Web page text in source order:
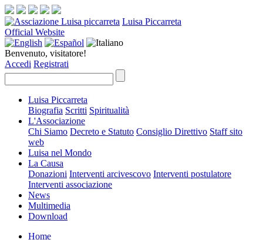
Luisa Piccarreta
Official Website
Benvenuto, visitatore!
Accedi Registrati
Luisa Piccarreta
Biografia Scritti Spiritualità
L'Associazione
Chi Siamo Decreto e Statuto Consiglio Direttivo Staff sito
web
Luisa nel Mondo
La Causa
Donazioni Interventi arcivescovo Interventi postulatore
Interventi associazione
News
Multimedia
Download
Home